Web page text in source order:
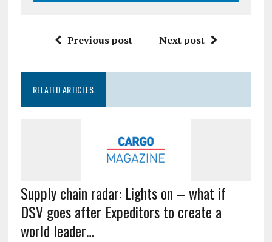
Previous post Next post
RELATED ARTICLES
Supply chain radar: Lights on – what if
DSV goes after Expeditors to create a
world leader…